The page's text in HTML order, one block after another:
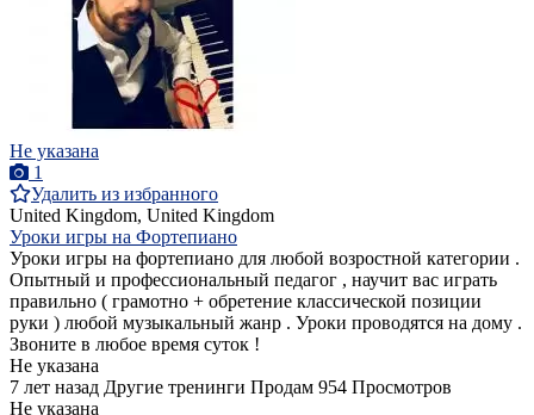
Не указана
1
Удалить из избранного
United Kingdom, United Kingdom
Уроки игры на Фортепиано
Уроки игры на фортепиано для любой возростной категории .
Опытный и профессиональный педагог , научит вас играть
правильно ( грамотно + обретение классической позиции
руки ) любой музыкальный жанр . Уроки проводятся на дому .
Звоните в любое время суток !
Не указана
7 лет назад Другие тренинги Продам 954 Просмотров
Не указана